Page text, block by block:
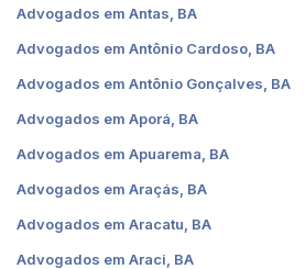
Advogados em Antas, BA
Advogados em Antônio Cardoso, BA
Advogados em Antônio Gonçalves, BA
Advogados em Aporá, BA
Advogados em Apuarema, BA
Advogados em Araçás, BA
Advogados em Aracatu, BA
Advogados em Araci, BA